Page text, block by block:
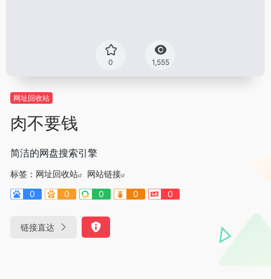
0 1,555
网址回收站
肉不要钱
简洁的网盘搜索引擎
标签： 网址回收站
网站链接
0
0 0 0 0
链接直达